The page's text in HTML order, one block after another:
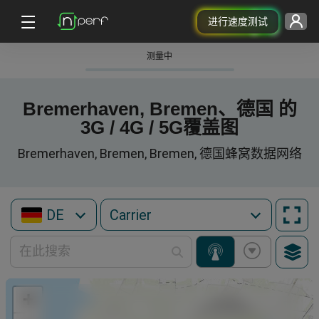
进行速度测试
测量中
Bremerhaven, Bremen、德国 的
3G / 4G / 5G覆盖图
Bremerhaven, Bremen, Bremen, 德国蜂窝数据网络
DE